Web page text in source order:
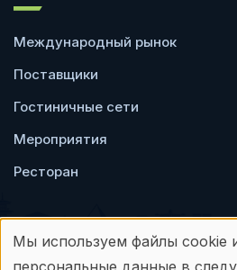
Международный рынок
Поставщики
Гостиничные сети
Мероприятия
Ресторан
Мы используем файлы cookie
персональные данные в